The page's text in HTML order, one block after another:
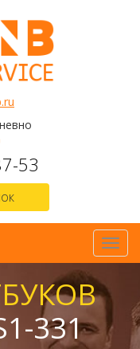
53
331